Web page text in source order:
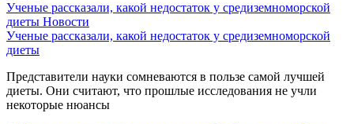
Ученые рассказали, какой недостаток у средиземноморской
диеты Новости
Ученые рассказали, какой недостаток у средиземноморской
диеты
Представители науки сомневаются в пользе самой лучшей
диеты. Они считают, что прошлые исследования не учли
некоторые нюансы